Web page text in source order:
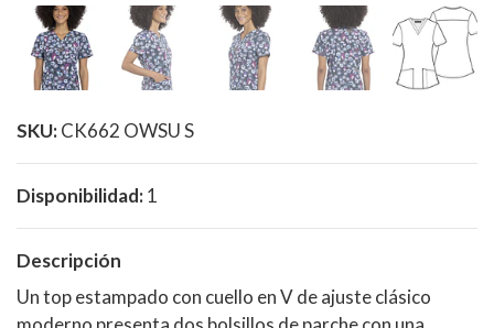
SKU:CK662 OWSU S
Disponibilidad:1
Descripción
Un top estampado con cuello en V de ajuste clásico